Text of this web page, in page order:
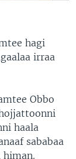
hagi
irraa
Obbo
haala
sababaa
himan.